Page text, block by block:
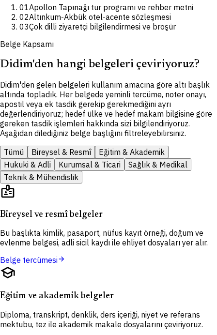
01Apollon Tapınağı tur programı ve rehber metni
02Altınkum-Akbük otel-acente sözleşmesi
03Çok dilli ziyaretçi bilgilendirmesi ve broşür
Belge Kapsamı
Didim'den hangi belgeleri çeviriyoruz?
Didim'den gelen belgeleri kullanım amacına göre altı başlık
altında topladık. Her belgede yeminli tercüme, noter onayı,
apostil veya ek tasdik gerekip gerekmediğini ayrı
değerlendiriyoruz; hedef ülke ve hedef makam bilgisine göre
gereken tasdik işlemleri hakkında sizi bilgilendiriyoruz.
Aşağıdan dilediğiniz belge başlığını filtreleyebilirsiniz.
Tümü
Bireysel & Resmî
Eğitim & Akademik
Hukuki & Adli
Kurumsal & Ticari
Sağlık & Medikal
Teknik & Mühendislik
badge
Bireysel ve resmî belgeler
Bu başlıkta kimlik, pasaport, nüfus kayıt örneği, doğum ve
evlenme belgesi, adli sicil kaydı ile ehliyet dosyaları yer alır.
Belge tercümesiarrow_forward
school
Eğitim ve akademik belgeler
Diploma, transkript, denklik, ders içeriği, niyet ve referans
mektubu, tez ile akademik makale dosyalarını çeviriyoruz.